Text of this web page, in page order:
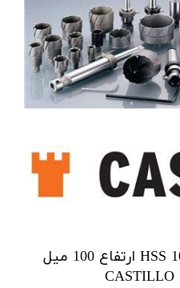
مته گردبر از قطر 12 تا 100 HSS ارتفاع 100 میل